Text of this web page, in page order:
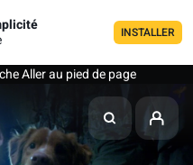
INSTALLER
Aller au pied de page